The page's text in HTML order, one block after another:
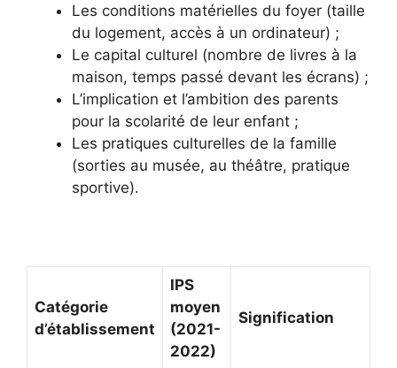
Les conditions matérielles du foyer (taille
du logement, accès à un ordinateur) ;
Le capital culturel (nombre de livres à la
maison, temps passé devant les écrans) ;
L’implication et l’ambition des parents
pour la scolarité de leur enfant ;
Les pratiques culturelles de la famille
(sorties au musée, au théâtre, pratique
sportive).
Catégorie
d’établissement
IPS
moyen
(2021-
2022)
Signification